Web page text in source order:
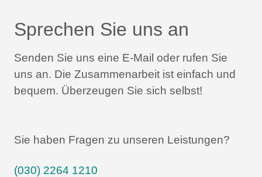
Sprechen Sie uns an
Senden Sie uns eine E-Mail oder rufen Sie
uns an. Die Zusammenarbeit ist einfach und
bequem. Überzeugen Sie sich selbst!
Sie haben Fragen zu unseren Leistungen?
(030) 2264 1210